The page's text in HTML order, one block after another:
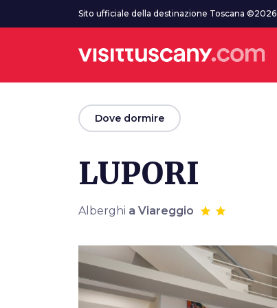
Vai al contenuto principaleSito ufficiale della destinazione Toscana ©2026
arrow_backDove dormire
LUPORI
Alberghi a Viareggio